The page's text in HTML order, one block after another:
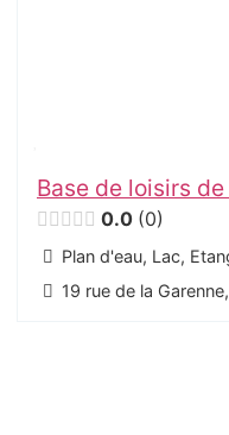
Base de loisirs
0.0 0
Plan d'eau, Lac,
19 rue de la